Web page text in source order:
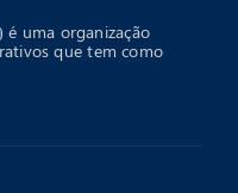
é uma organização
que tem como